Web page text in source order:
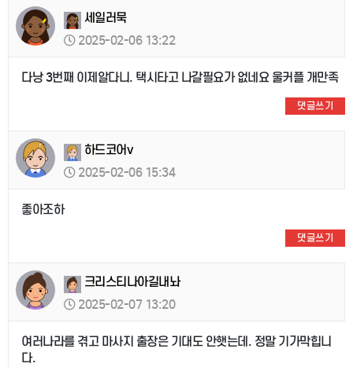
세일러묵
2025-02-06 13:22
다낭 3번째 이제알다니. 택시타고 나갈필요가 없네요 울커플 개만족
댓글쓰기
하드코어v
2025-02-06 15:34
좋아조하
댓글쓰기
크리스티나아길내놔
2025-02-07 13:20
여러나라를 겪고 마사지 출장은 기대도 안햇는데. 정말 기가막힙니
다.